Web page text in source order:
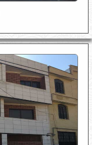
تماس با ما
Contact Us